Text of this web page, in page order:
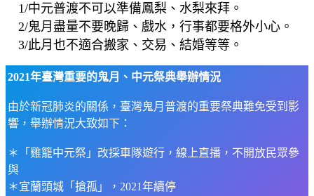
1/中元普渡不可以準備鳳梨、水梨來拜。
2/鬼月盡量不要晚歸、戲水，行事都要格外小心。
3/此月也不適合搬家、交易、結婚等等。
2021年臺灣重要的鬼月、中元祭典舉辦情況
由於新冠肺炎的關係，臺灣鬼月普渡的重要祭典難免受到影
響，舉辦情況大致如下：
＊「雞籠中元祭」改採車隊遊行，線上直播，不開放民眾參
與
＊宜蘭頭城「搶孤」，2021年續停